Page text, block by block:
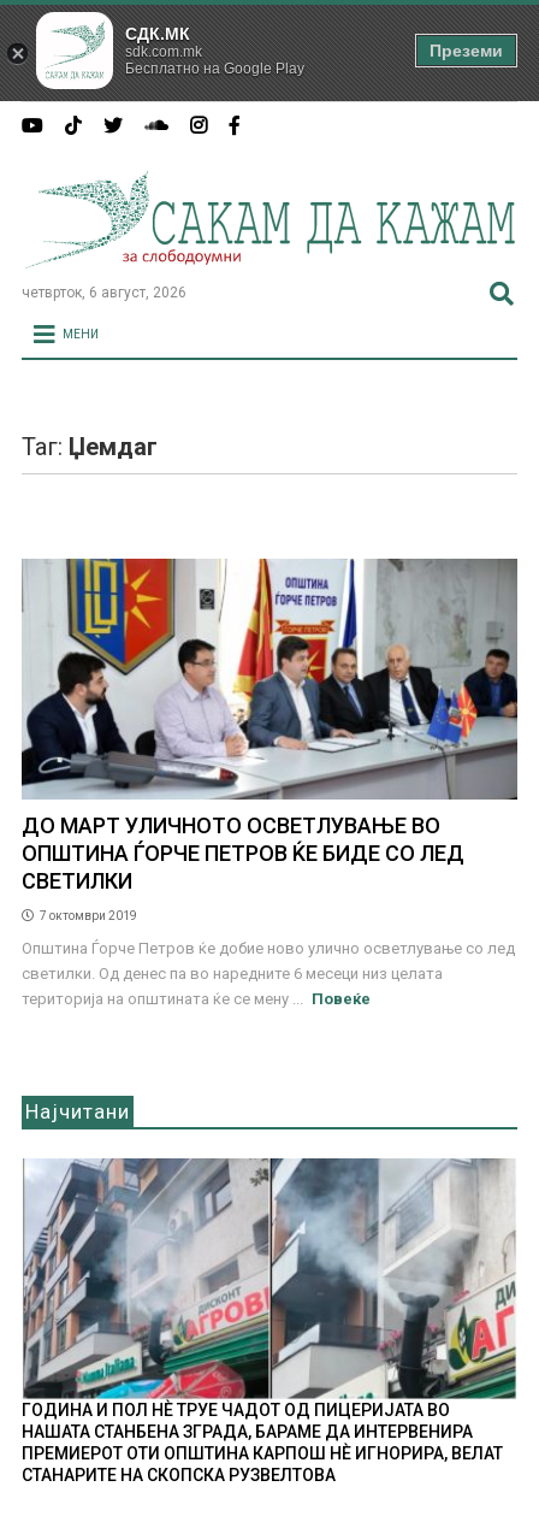
четврток, 6 август, 2026
МЕНИ
Таг: Џемдаг
ДО МАРТ УЛИЧНОТО ОСВЕТЛУВАЊЕ ВО
ОПШТИНА ЃОРЧЕ ПЕТРОВ ЌЕ БИДE СО ЛЕД
СВЕТИЛКИ
7 октомври 2019
Општина Ѓорче Петров ќе добие ново улично осветлување со лед
светилки. Од денес па во наредните 6 месеци низ целата
територија на општината ќе се мену ...
Повеќе
Најчитани
ГОДИНА И ПОЛ НÈ ТРУЕ ЧАДОТ ОД ПИЦЕРИЈАТА ВО
НАШАТА СТАНБЕНА ЗГРАДА, БАРАМЕ ДА ИНТЕРВЕНИРА
ПРЕМИЕРОТ ОТИ ОПШТИНА КАРПОШ НÈ ИГНОРИРА, ВЕЛАТ
СТАНАРИТЕ НА СКОПСКА РУЗВЕЛТОВА
СДК.МК
sdk.com.mk
Бесплатно на Google Play
Преземи